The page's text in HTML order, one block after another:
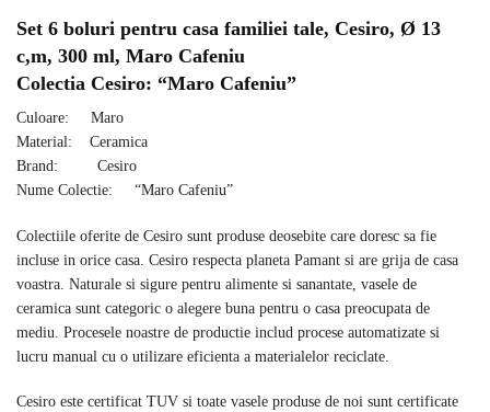
Set 6 boluri pentru casa familiei tale, Cesiro, Ø 13
c,m, 300 ml, Maro Cafeniu
Colectia Cesiro: “Maro Cafeniu”
Culoare: Maro
Material: Ceramica
Brand: Cesiro
Nume Colectie: “Maro Cafeniu”
Colectiile oferite de Cesiro sunt produse deosebite care doresc sa fie
incluse in orice casa. Cesiro respecta planeta Pamant si are grija de casa
voastra. Naturale si sigure pentru alimente si sanantate, vasele de
ceramica sunt categoric o alegere buna pentru o casa preocupata de
mediu. Procesele noastre de productie includ procese automatizate si
lucru manual cu o utilizare eficienta a materialelor reciclate.
Cesiro este certificat TUV si toate vasele produse de noi sunt certificate